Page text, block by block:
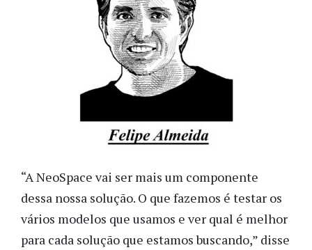
“A NeoSpace vai ser mais um componente
dessa nossa solução. O que fazemos é testar os
vários modelos que usamos e ver qual é melhor
para cada solução que estamos buscando,” disse